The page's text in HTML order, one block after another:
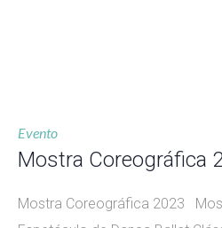
Evento
Mostra Coreográfica
Mostra Coreográfica 2023